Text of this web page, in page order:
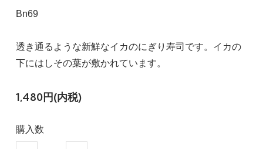
Bn69
透き通るような新鮮なイカのにぎり寿司です。イカの
下にはしその葉が敷かれています。
1,480円(内税)
購入数